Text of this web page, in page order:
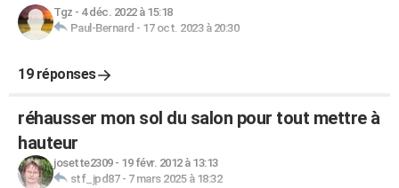
Tgz - 4 déc. 2022 à 15:18
Paul-Bernard - 17 oct. 2023 à 20:30
19 réponses
réhausser mon sol du salon pour tout mettre à
hauteur
josette2309- 19 févr. 2012 à 13:13
stf_jpd87- 7 mars 2025 à 18:32